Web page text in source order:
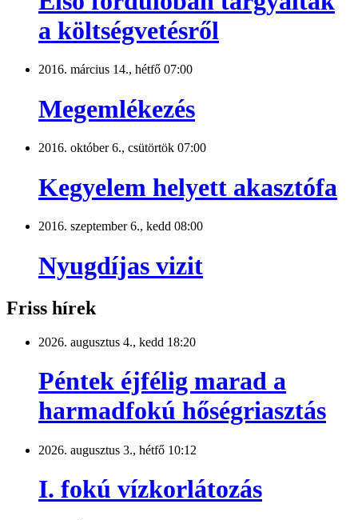
a költségvetésről
2016. március 14., hétfő 07:00
Megemlékezés
2016. október 6., csütörtök 07:00
Kegyelem helyett akasztófa
2016. szeptember 6., kedd 08:00
Nyugdíjas vizit
Friss hírek
2026. augusztus 4., kedd 18:20
Péntek éjfélig marad a
harmadfokú hőségriasztás
2026. augusztus 3., hétfő 10:12
I. fokú vízkorlátozás